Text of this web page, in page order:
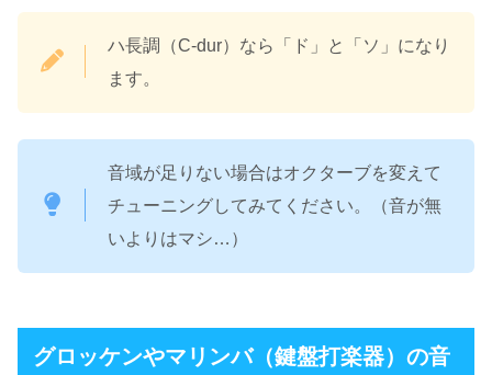
ハ長調（C-dur）なら「ド」と「ソ」になり
ます。
音域が足りない場合はオクターブを変えて
チューニングしてみてください。（音が無
いよりはマシ…）
グロッケンやマリンバ（鍵盤打楽器）の音